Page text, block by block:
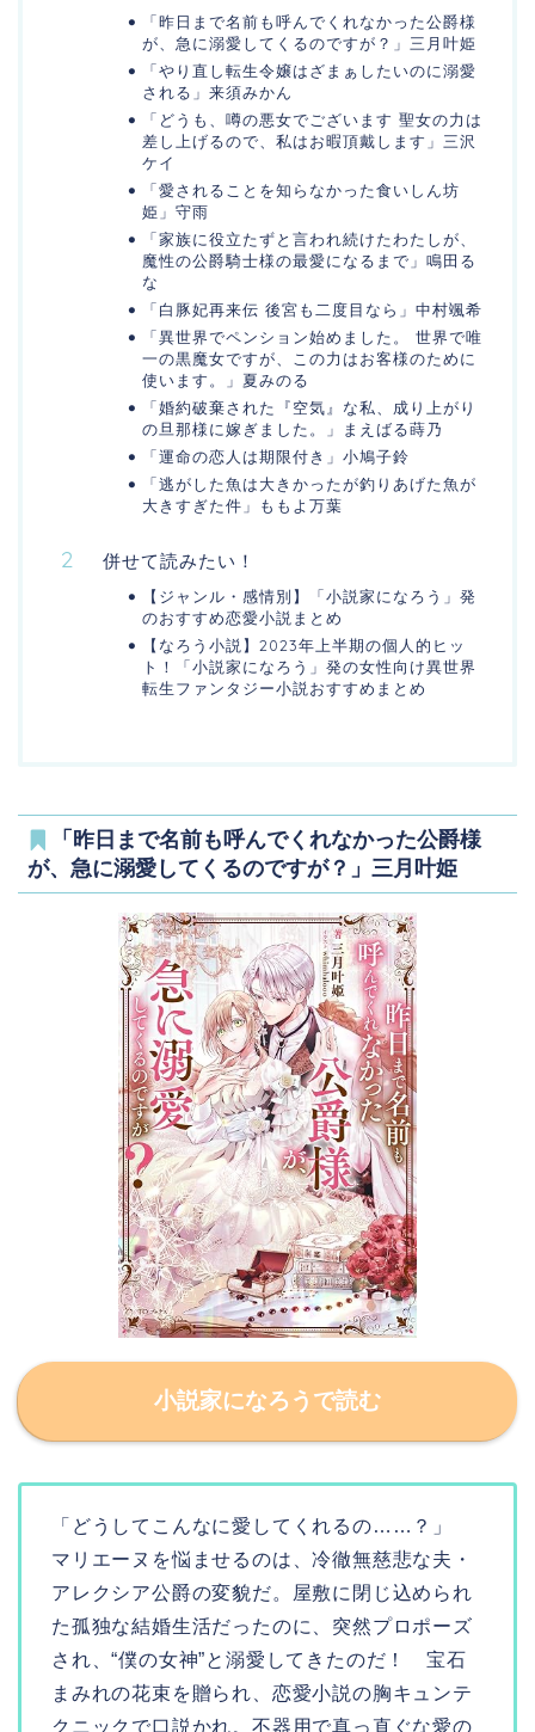
「昨日まで名前も呼んでくれなかった公爵様
が、急に溺愛してくるのですが？」三月叶姫
「やり直し転生令嬢はざまぁしたいのに溺愛
される」来須みかん
「どうも、噂の悪女でございます 聖女の力は
差し上げるので、私はお暇頂戴します」三沢
ケイ
「愛されることを知らなかった食いしん坊
姫」守雨
「家族に役立たずと言われ続けたわたしが、
魔性の公爵騎士様の最愛になるまで」鳴田る
な
「白豚妃再来伝 後宮も二度目なら」中村颯希
「異世界でペンション始めました。 世界で唯
一の黒魔女ですが、この力はお客様のために
使います。」夏みのる
「婚約破棄された『空気』な私、成り上がり
の旦那様に嫁ぎました。」まえばる蒔乃
「運命の恋人は期限付き」小鳩子鈴
「逃がした魚は大きかったが釣りあげた魚が
大きすぎた件」ももよ万葉
併せて読みたい！
【ジャンル・感情別】「小説家になろう」発
のおすすめ恋愛小説まとめ
【なろう小説】2023年上半期の個人的ヒッ
ト！「小説家になろう」発の女性向け異世界
転生ファンタジー小説おすすめまとめ
「昨日まで名前も呼んでくれなかった公爵様
が、急に溺愛してくるのですが？」三月叶姫
小説家になろうで読む
「どうしてこんなに愛してくれるの……？」
マリエーヌを悩ませるのは、冷徹無慈悲な夫・
アレクシア公爵の変貌だ。屋敷に閉じ込められ
た孤独な結婚生活だったのに、突然プロポーズ
され、“僕の女神”と溺愛してきたのだ！ 宝石
まみれの花束を贈られ、恋愛小説の胸キュンテ
クニックで口説かれ。不器用で真っ直ぐな愛の